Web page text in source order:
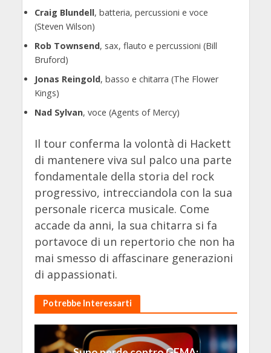
Craig Blundell, batteria, percussioni e voce
(Steven Wilson)
Rob Townsend, sax, flauto e percussioni (Bill
Bruford)
Jonas Reingold, basso e chitarra (The Flower
Kings)
Nad Sylvan, voce (Agents of Mercy)
Il tour conferma la volontà di Hackett
di mantenere viva sul palco una parte
fondamentale della storia del rock
progressivo, intrecciandola con la sua
personale ricerca musicale. Come
accade da anni, la sua chitarra si fa
portavoce di un repertorio che non ha
mai smesso di affascinare generazioni
di appassionati.
Potrebbe Interessarti